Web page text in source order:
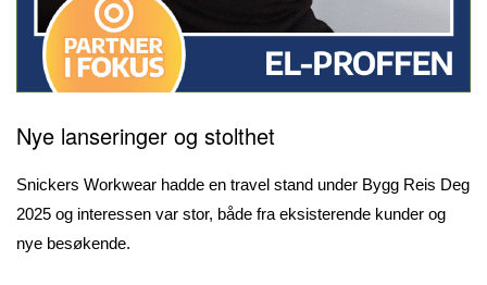
Nye lanseringer og stolthet
Snickers Workwear hadde en travel stand under Bygg Reis Deg
2025 og interessen var stor, både fra eksisterende kunder og
nye besøkende.